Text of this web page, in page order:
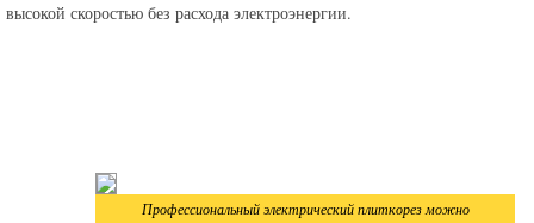
высокой скоростью без расхода электроэнергии.
Профессиональный электрический плиткорез можно